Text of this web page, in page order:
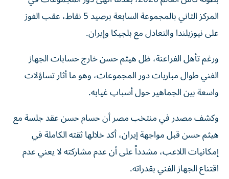
المركز الثاني بالمجموعة السابعة برصيد 5 نقاط، عقب الفوز
على نيوزيلندا والتعادل مع بلجيكا وإيران.
ورغم تأهل الفراعنة، ظل هيثم حسن خارج حسابات الجهاز
الفني طوال مباريات دور المجموعات، وهو ما أثار تساؤلات
واسعة بين الجماهير حول أسباب غيابه.
وكشف مصدر في منتخب مصر أن حسام حسن عقد جلسة مع
هيثم حسن قبل مواجهة إيران، أكد خلالها ثقته الكاملة في
إمكانيات اللاعب، مشدداً على أن عدم مشاركته لا يعني عدم
اقتناع الجهاز الفني بقدراته.